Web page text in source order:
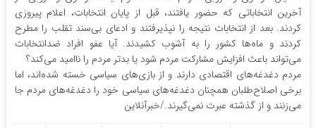
آخرین انتخاباتی که حضور یافتند، قبل از پایان انتخابات، اعلام پیروزی
کردند. بعد از انتخابات نتیجه را نپذیرفتند و ادعای بی‌سند تقلب را مطرح
کردند و ماه‌ها کشور را به آشوب کشیدند. آیا عفو افراد ضدانتخابات
می‌تواند باعث افزایش مشارکت مردم شود یا بدتر مردم را ناامید می‌کند؟
مردم دغدغه‌های اقتصادی دارند و از بازی‌های سیاسی خسته شده‌اند، اما
برخی اصلاح‌طلبان همچنان دغدغه‌های سیاسی خود را دغدغه‌های مردم جا
می‌زنند و از گذشته عبرت نمی‌گیرند./خبرآنلاین